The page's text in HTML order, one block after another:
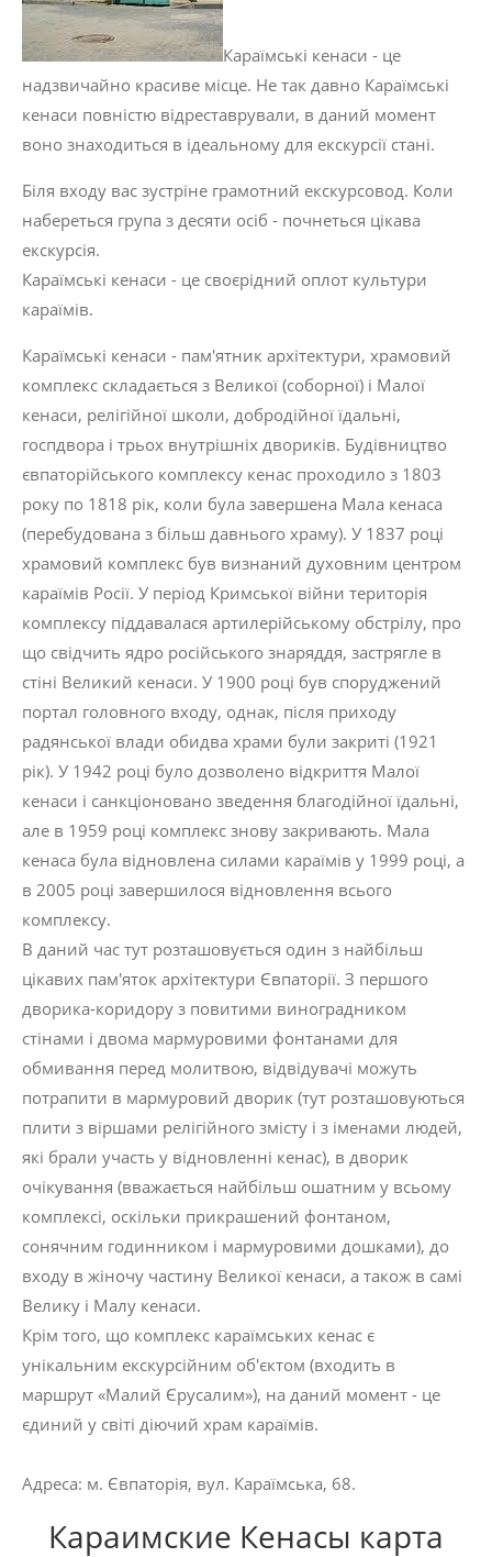
Караїмські кенаси - це
надзвичайно красиве місце. Не так давно Караїмські
кенаси повністю відреставрували, в даний момент
воно знаходиться в ідеальному для екскурсії стані.
Біля входу вас зустріне грамотний екскурсовод. Коли
набереться група з десяти осіб - почнеться цікава
екскурсія.
Караїмські кенаси - це своєрідний оплот культури
караїмів.
Караїмські кенаси - пам'ятник архітектури, храмовий
комплекс складається з Великої (соборної) і Малої
кенаси, релігійної школи, добродійної їдальні,
госпдвора і трьох внутрішніх двориків. Будівництво
євпаторійського комплексу кенас проходило з 1803
року по 1818 рік, коли була завершена Мала кенаса
(перебудована з більш давнього храму). У 1837 році
храмовий комплекс був визнаний духовним центром
караїмів Росії. У період Кримської війни територія
комплексу піддавалася артилерійському обстрілу, про
що свідчить ядро російського знаряддя, застрягле в
стіні Великий кенаси. У 1900 році був споруджений
портал головного входу, однак, після приходу
радянської влади обидва храми були закриті (1921
рік). У 1942 році було дозволено відкриття Малої
кенаси і санкціоновано зведення благодійної їдальні,
але в 1959 році комплекс знову закривають. Мала
кенаса була відновлена силами караїмів у 1999 році, а
в 2005 році завершилося відновлення всього
комплексу.
В даний час тут розташовується один з найбільш
цікавих пам'яток архітектури Євпаторії. З першого
дворика-коридору з повитими виноградником
стінами і двома мармуровими фонтанами для
обмивання перед молитвою, відвідувачі можуть
потрапити в мармуровий дворик (тут розташовуються
плити з віршами релігійного змісту і з іменами людей,
які брали участь у відновленні кенас), в дворик
очікування (вважається найбільш ошатним у всьому
комплексі, оскільки прикрашений фонтаном,
сонячним годинником і мармуровими дошками), до
входу в жіночу частину Великої кенаси, а також в самі
Велику і Малу кенаси.
Крім того, що комплекс караїмських кенас є
унікальним екскурсійним об'єктом (входить в
маршрут «Малий Єрусалим»), на даний момент - це
єдиний у світі діючий храм караїмів.
Адреса: м. Євпаторія, вул. Караїмська, 68.
Караимские Кенасы карта